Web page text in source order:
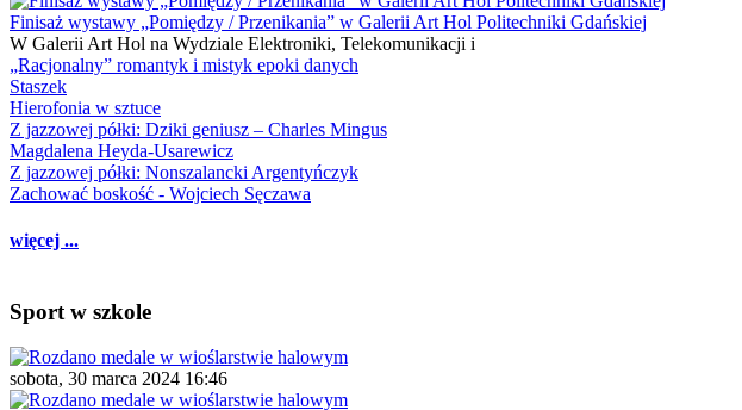
Finisaż wystawy „Pomiędzy / Przenikania” w Galerii Art Hol Politechniki Gdańskiej
W Galerii Art Hol na Wydziale Elektroniki, Telekomunikacji i
„Racjonalny” romantyk i mistyk epoki danych
Staszek
Hierofonia w sztuce
Z jazzowej półki: Dziki geniusz – Charles Mingus
Magdalena Heyda-Usarewicz
Z jazzowej półki: Nonszalancki Argentyńczyk
Zachować boskość - Wojciech Sęczawa
więcej ...
Sport w szkole
sobota, 30 marca 2024 16:46